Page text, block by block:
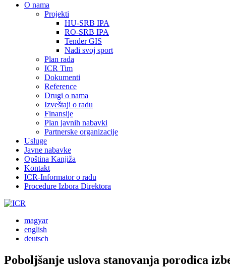
О nama
Projekti
HU-SRB IPA
RO-SRB IPA
Tender GIS
Nađi svoj sport
Plan rada
ICR Tim
Dokumenti
Reference
Drugi o nama
Izveštaji o radu
Finansije
Plan javnih nabavki
Partnerske organizacije
Usluge
Javne nabavke
Opština Kanjiža
Kontakt
ICR-Informator o radu
Procedure Izbora Direktora
magyar
english
deutsch
Poboljšanje uslova stanovanja porodica